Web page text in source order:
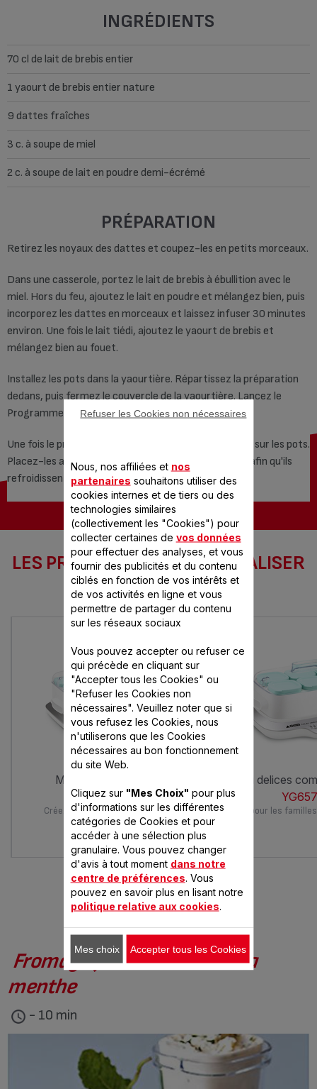
INGRÉDIENTS
70 cl de lait de brebis entier
1 yaourt de brebis entier nature
9 dattes fraîches
3 c. à soupe de miel
2 c. à soupe de lait en poudre demi-écrémé
PRÉPARATION
Retirez les noyaux des dattes et coupez-les en petits morceaux.
Dans une casserole, portez le lait de brebis à ébullition avec le
miel. Hors du feu, ajoutez le lait en poudre et mélangez bien, puis
incorporez les dattes en morceaux et laissez infuser 30 minutes
environ. Une fois le lait tiédi, ajoutez le yaourt de brebis et
mélangez bien au fouet.
Installez les pots dans la yaourtière. Répartissez la préparation
dedans, puis fermez le couvercle de la yaourtière. Lancez le
Programme 1 (express) pour 4 heures.
Une fois le programme terminé, posez les couvercles sur les pots.
Placez-les au réfrigérateur pour 4 heures au moins, afin qu'ils
refroidissent et soient bien fermes.
LES PRODUITS SEB POUR RÉALISER
CETTE RECETTE
YG6581FR
Créez les desserts de vos envies
multi delices
Idéal pour les
VOUS AIMEREZ AUSSI
Fromage frais au miel et à la
menthe
- 10 min
Nous, nos affiliées et nos
partenaires souhaitons utiliser des
cookies internes et de tiers ou des
technologies similaires
(collectivement les "Cookies") pour
collecter certaines de vos données
pour effectuer des analyses, et vous
fournir des publicités et du contenu
ciblés en fonction de vos intérêts et
de vos activités en ligne et vous
permettre de partager du contenu
sur les réseaux sociaux
Vous pouvez accepter ou refuser ce
qui précède en cliquant sur
"Accepter tous les Cookies" ou
"Refuser les Cookies non
nécessaires". Veuillez noter que si
vous refusez les Cookies, nous
n'utiliserons que les Cookies
nécessaires au bon fonctionnement
du site Web.
Cliquez sur "Mes Choix" pour plus
d'informations sur les différentes
catégories de Cookies et pour
accéder à une sélection plus
granulaire. Vous pouvez changer
d'avis à tout moment dans notre
centre de préférences. Vous
pouvez en savoir plus en lisant notre
politique relative aux cookies.
Refuser les Cookies non nécessaires
Mes choix Accepter tous les Cookies